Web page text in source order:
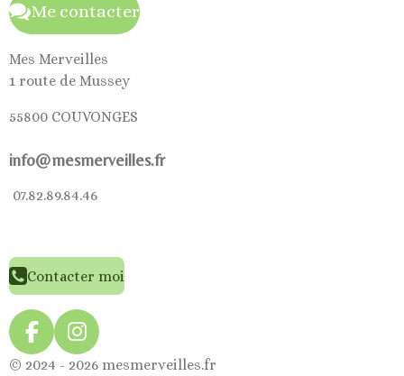
Me contacter
Mes Merveilles
1 route de Mussey
55800 COUVONGES
info@mesmerveilles.fr
07.82.89.84.46
Contacter moi
F
a
I
n
© 2024 - 2026 mesmerveilles.fr